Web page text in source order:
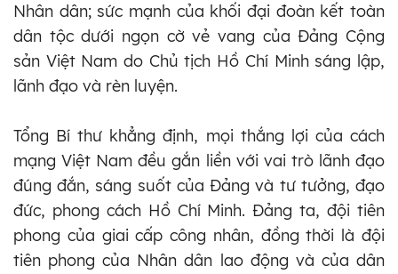
Nhân dân; sức mạnh của khối đại đoàn kết toàn
dân tộc dưới ngọn cờ vẻ vang của Đảng Cộng
sản Việt Nam do Chủ tịch Hồ Chí Minh sáng lập,
lãnh đạo và rèn luyện.
Tổng Bí thư khẳng định, mọi thắng lợi của cách
mạng Việt Nam đều gắn liền với vai trò lãnh đạo
đúng đắn, sáng suốt của Đảng và tư tưởng, đạo
đức, phong cách Hồ Chí Minh. Đảng ta, đội tiên
phong của giai cấp công nhân, đồng thời là đội
tiên phong của Nhân dân lao động và của dân